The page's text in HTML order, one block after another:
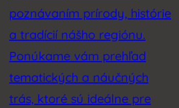
poznávaním prírody, histórie
a tradícií nášho regiónu.
Ponúkame vám prehľad
tematických a náučných
trás, ktoré sú ideálne pre